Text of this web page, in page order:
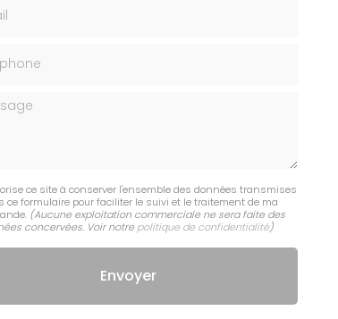
ce site à conserver l'ensemble des données transmises
ce formulaire pour faciliter le suivi et le traitement de ma
(Aucune exploitation commerciale ne sera faite des
concervées. Voir notre politique de confidentialité)